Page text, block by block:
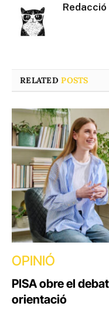
Redacció
RELATEDPOSTS
OPINIÓ
PISA obre el
orientació